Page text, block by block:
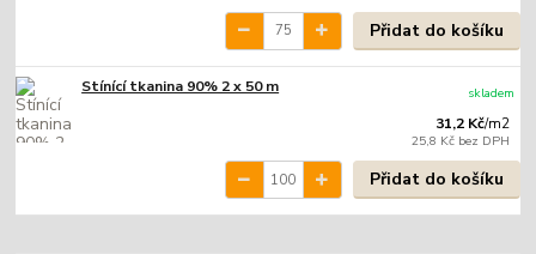
Přidat do košíku
Stínící tkanina 90% 2 x 50 m
31,2 Kč/m2
25,8 Kč bez DPH
skladem
Přidat do košíku